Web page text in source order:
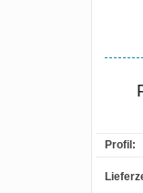
Profil: